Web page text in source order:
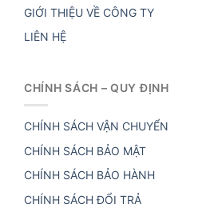
GIỚI THIỆU VỀ CÔNG TY
LIÊN HỆ
CHÍNH SÁCH – QUY ĐỊNH
CHÍNH SÁCH VẬN CHUYỂN
CHÍNH SÁCH BẢO MẬT
CHÍNH SÁCH BẢO HÀNH
CHÍNH SÁCH ĐỔI TRẢ